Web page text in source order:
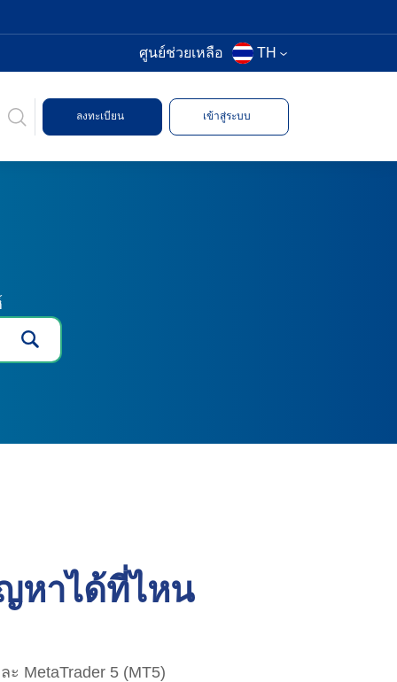
ศูนย์ช่วยเหลือ TH
ลงทะเบียน เข้าสู่ระบบ
หาได้ที่ไหน
MetaTrader 5 (MT5)